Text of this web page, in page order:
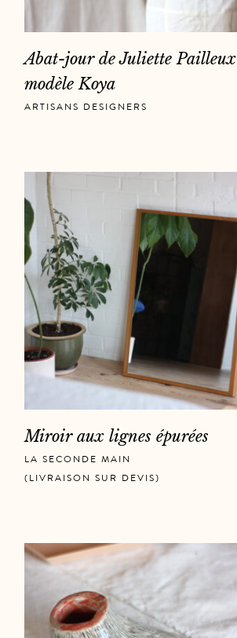
Abat-jour de Juliette Pailleux
modèle Koya
ARTISANS DESIGNERS
Miroir aux lignes épurées
LA SECONDE MAIN
(LIVRAISON SUR DEVIS)